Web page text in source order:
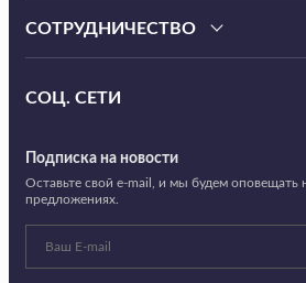
СОТРУДНИЧЕСТВО
СОЦ. СЕТИ
Подписка на новости
Оставьте свой e-mail, и мы будем оповещать
предложениях.